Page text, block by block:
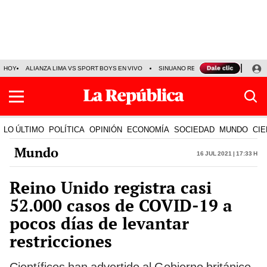
HOY ALIANZA LIMA VS SPORT BOYS EN VIVO SINUANO RESULTADOS HOY
LO ÚLTIMO POLÍTICA OPINIÓN ECONOMÍA SOCIEDAD MUNDO
Mundo 16 Jul 2021 | 17:33 h
Reino Unido registra casi
52.000 casos de COVID-19 a
pocos días de levantar
restricciones